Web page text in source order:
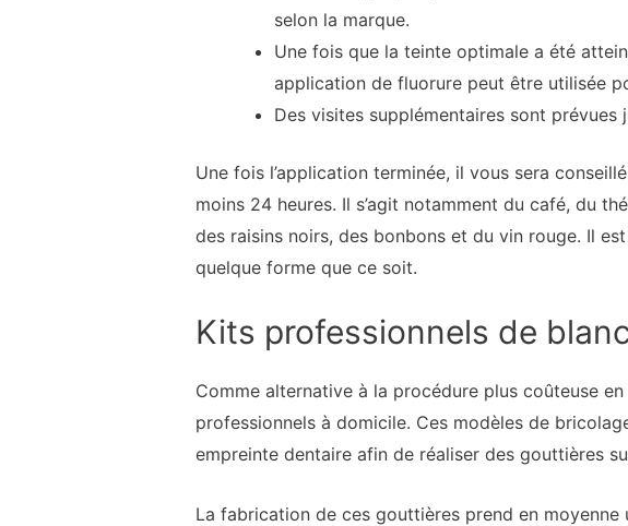
selon la marque.
Une fois que la teinte optimale a été
application de fluorure peut être utilisée
Des visites supplémentaires sont prévues
Une fois l’application terminée, il vous sera
moins 24 heures. Il s’agit notamment du café, du
des raisins noirs, des bonbons et du vin rouge. Il
quelque forme que ce soit.
Kits professionnels de
Comme alternative à la procédure plus coûteuse
professionnels à domicile. Ces modèles de
empreinte dentaire afin de réaliser des gouttières
La fabrication de ces gouttières prend en moyenne